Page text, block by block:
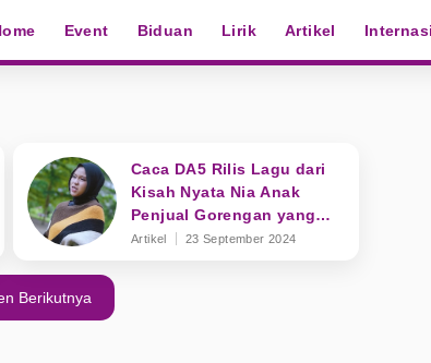
Event Biduan Lirik Artikel
Caca DA5 Rilis Lagu dari
Kisah Nyata Nia Anak
Penjual Gorengan yang
Jadi Korban Pembunuhan
Artikel 23 September 2024
Berikutnya